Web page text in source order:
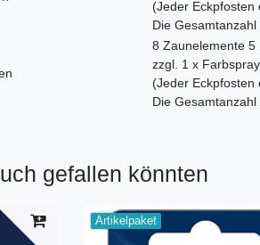
(Jeder Eckpfosten
Die
8 Zaunelemente 5
zzgl. 1 x
(Jeder Eckpfosten
Die
gefallen könnten
Artikelpaket